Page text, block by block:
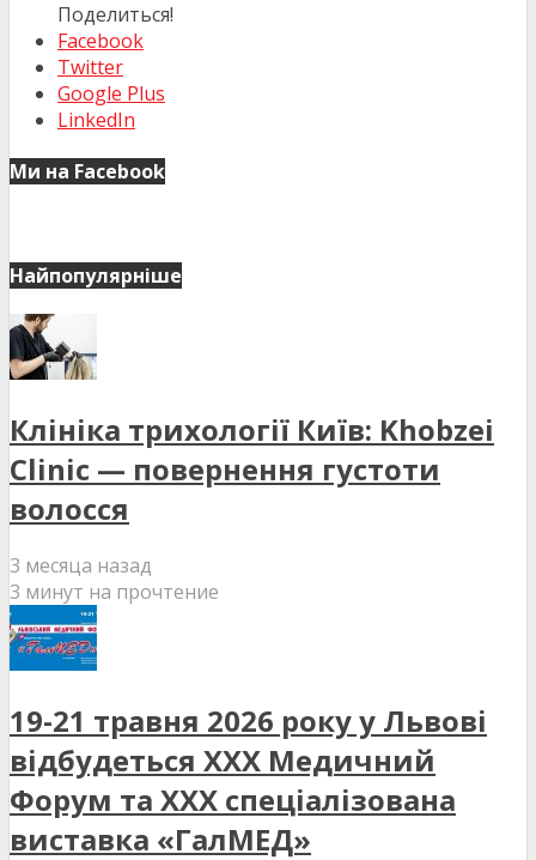
Поделиться!
Facebook
Twitter
Google Plus
LinkedIn
Ми на Facebook
Найпопулярніше
Клініка трихології Київ: Khobzei
Clinic — повернення густоти
волосся
3 месяца назад
3 минут на прочтение
19-21 травня 2026 року у Львові
відбудеться XXX Медичний
Форум та XXX спеціалізована
виставка «ГалМЕД»